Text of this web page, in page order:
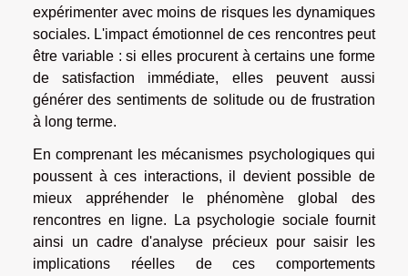
expérimenter avec moins de risques les dynamiques
sociales. L'impact émotionnel de ces rencontres peut
être variable : si elles procurent à certains une forme
de satisfaction immédiate, elles peuvent aussi
générer des sentiments de solitude ou de frustration
à long terme.
En comprenant les mécanismes psychologiques qui
poussent à ces interactions, il devient possible de
mieux appréhender le phénomène global des
rencontres en ligne. La psychologie sociale fournit
ainsi un cadre d'analyse précieux pour saisir les
implications réelles de ces comportements